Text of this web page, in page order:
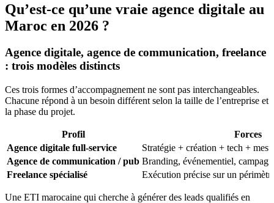
Qu’est-ce qu’une vraie agence digitale au
Maroc en 2026 ?
Agence digitale, agence de communication, freelance
: trois modèles distincts
Ces trois formes d’accompagnement ne sont pas interchangeables.
Chacune répond à un besoin différent selon la taille de l’entreprise et
la phase du projet.
Profil
Forces
Agence digitale full-service
Stratégie + création + tech +
Agence de communication / pub Branding, événementiel,
Freelance spécialisé
Exécution précise sur un
Une ETI marocaine qui cherche à générer des leads qualifiés en